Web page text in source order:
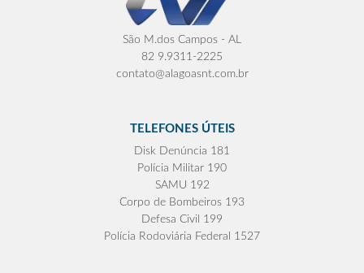
São M.dos Campos - AL
82 9.9311-2225
contato@alagoasnt.com.br
TELEFONES ÚTEIS
Disk Denúncia 181
Polícia Militar 190
SAMU 192
Corpo de Bombeiros 193
Defesa Civil 199
Polícia Rodoviária Federal 1527